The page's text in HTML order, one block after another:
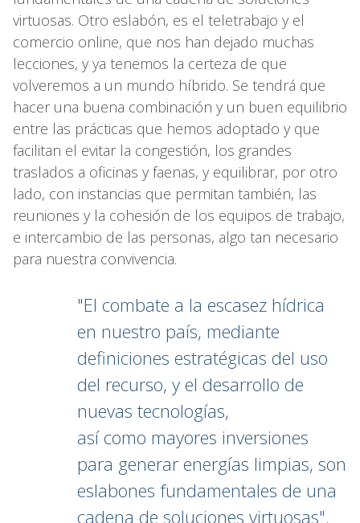
virtuosas. Otro eslabón, es el teletrabajo y el
comercio online, que nos han dejado muchas
lecciones, y ya tenemos la certeza de que
volveremos a un mundo híbrido. Se tendrá que
hacer una buena combinación y un buen equilibrio
entre las prácticas que hemos adoptado y que
facilitan el evitar la congestión, los grandes
traslados a oficinas y faenas, y equilibrar, por otro
lado, con instancias que permitan también, las
reuniones y la cohesión de los equipos de trabajo,
e intercambio de las personas, algo tan necesario
para nuestra convivencia.
"El combate a la escasez hídrica
en nuestro país, mediante
definiciones estratégicas del uso
del recurso, y el desarrollo de
nuevas tecnologías,
así como mayores inversiones
para generar energías limpias, son
eslabones fundamentales de una
cadena de soluciones virtuosas".